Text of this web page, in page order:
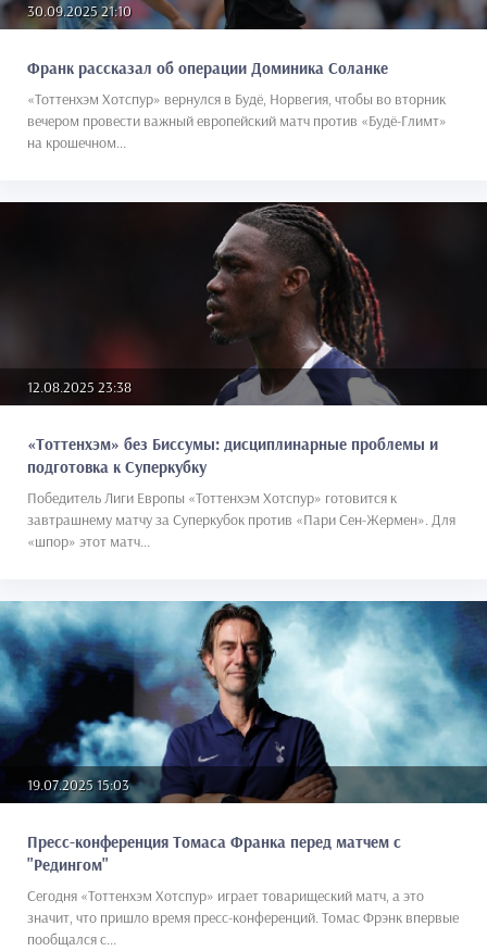
30.09.2025 21:10
Франк рассказал об операции Доминика Соланке
«Тоттенхэм Хотспур» вернулся в Будё, Норвегия, чтобы во вторник
вечером провести важный европейский матч против «Будё-Глимт»
на крошечном...
12.08.2025 23:38
«Тоттенхэм» без Биссумы: дисциплинарные проблемы и
подготовка к Суперкубку
Победитель Лиги Европы «Тоттенхэм Хотспур» готовится к
завтрашнему матчу за Суперкубок против «Пари Сен-Жермен». Для
«шпор» этот матч...
19.07.2025 15:03
Пресс-конференция Томаса Франка перед матчем с
"Редингом"
Сегодня «Тоттенхэм Хотспур» играет товарищеский матч, а это
значит, что пришло время пресс-конференций. Томас Фрэнк впервые
пообщался с...